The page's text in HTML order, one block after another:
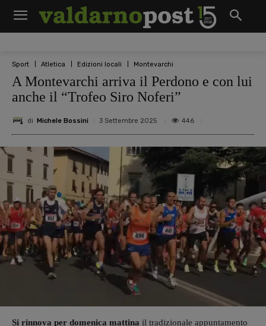
Sport Atletica Edizioni locali Montevarchi
A Montevarchi arriva il Perdono e con lui
anche il “Trofeo Siro Noferi”
di Michele Bossini 3 Settembre 2025 446
Si rinnova per domenica mattina il tradizionale appuntamento